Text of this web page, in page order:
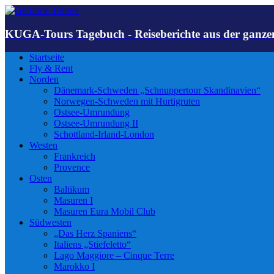
KUGA-Tours Tagebuch - Reiseberichte aus der
Startseite
Fly & Rent
Norden
Dänemark-Schweden „Schnuppertour Skandinavien“
Norwegen-Schweden mit Hurtigruten
Ostsee-Umrundung
Ostsee-Umrundung II
Schottland-Irland-London
Westen
Frankreich
Provence
Osten
Baltikum
Masuren I
Masuren Eura Mobil Club
Südwesten
„Das Herz Spaniens“
Italiens „Stiefeletto“
Lago Maggiore – Cinque Terre
Marokko I